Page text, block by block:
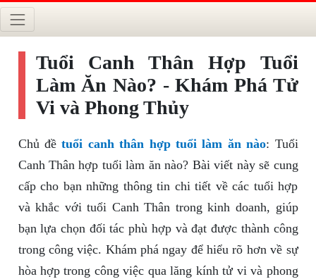
Tuổi Canh Thân Hợp Tuổi
Làm Ăn Nào? - Khám Phá Tử
Vi và Phong Thủy
Chủ đềtuổi canh thân hợp tuổi làm ăn nào: Tuổi
Canh Thân hợp tuổi làm ăn nào? Bài viết này sẽ cung
cấp cho bạn những thông tin chi tiết về các tuổi hợp
và khắc với tuổi Canh Thân trong kinh doanh, giúp
bạn lựa chọn đối tác phù hợp và đạt được thành công
trong công việc. Khám phá ngay để hiểu rõ hơn về sự
hòa hợp trong công việc qua lăng kính tử vi và phong